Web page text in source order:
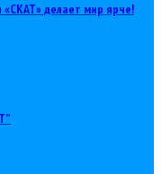
делает мир ярче!